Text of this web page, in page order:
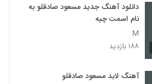
دانلود آهنگ جدید مسعود صادقلو به
نام اسمت چیه
M
۱۸۸ بازدید
آهنگ لابد مسعود صادقلو